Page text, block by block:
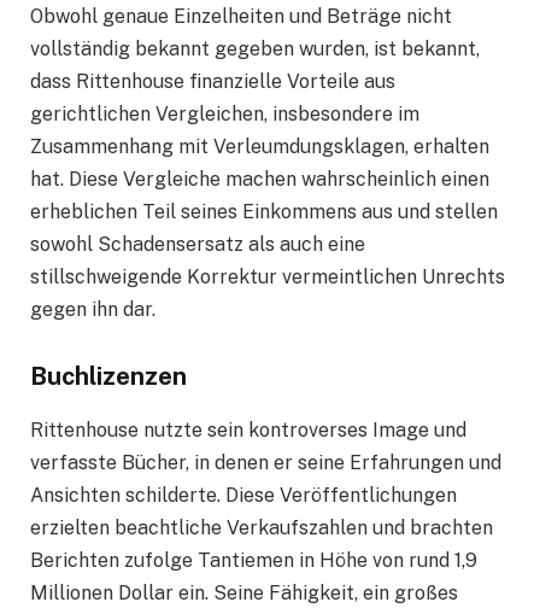
Obwohl genaue Einzelheiten und Beträge nicht
vollständig bekannt gegeben wurden, ist bekannt,
dass Rittenhouse finanzielle Vorteile aus
gerichtlichen Vergleichen, insbesondere im
Zusammenhang mit Verleumdungsklagen, erhalten
hat. Diese Vergleiche machen wahrscheinlich einen
erheblichen Teil seines Einkommens aus und stellen
sowohl Schadensersatz als auch eine
stillschweigende Korrektur vermeintlichen Unrechts
gegen ihn dar.
Buchlizenzen
Rittenhouse nutzte sein kontroverses Image und
verfasste Bücher, in denen er seine Erfahrungen und
Ansichten schilderte. Diese Veröffentlichungen
erzielten beachtliche Verkaufszahlen und brachten
Berichten zufolge Tantiemen in Höhe von rund 1,9
Millionen Dollar ein. Seine Fähigkeit, ein großes